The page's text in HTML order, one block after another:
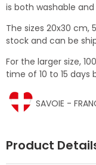
is both washable
The sizes 20x30 cm,
stock and can be
For the larger size,
time of 10 to 15 days
SAVOIE -
Product